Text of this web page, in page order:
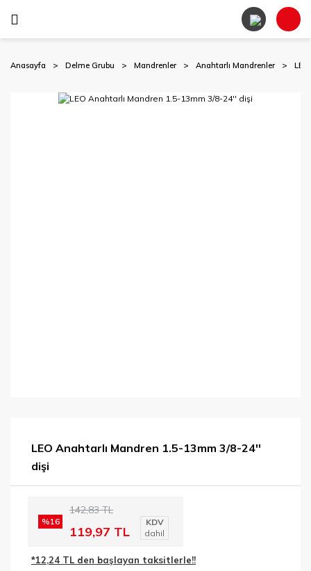
Anasayfa Delme Grubu Mandrenler Anahtarlı Mandrenler
LEO Anahtarlı Mandren 1.5-13mm 3/8-24''
dişi
%16
142,83 TL
119,97 TL
KDV
dahil
*12,24 TL den başlayan taksitlerle!!